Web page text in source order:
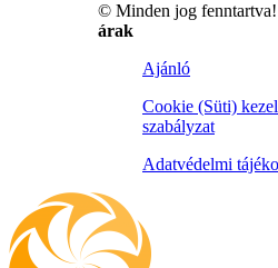
© Minden jog fenntartva!
árak
Ajánló
Cookie (Süti)
szabályzat
Adatvédelmi